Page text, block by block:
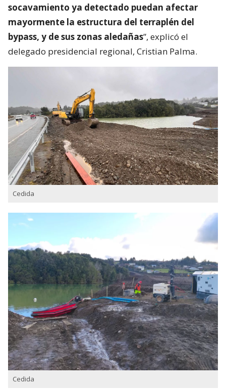
de los vecinos, ante una situación de incertidumbre
respecto del comportamiento en la zona de la
emergencia.No se sabe con claridad el volumen
acumulado de agua, la profundidad de la
inundación, y si existe filtraciones o si el
mayormente la estructura del terraplén del
bypass, y de sus zonas aledañas”, explicó el
delegado presidencial regional, Cristian Palma.
Cedida